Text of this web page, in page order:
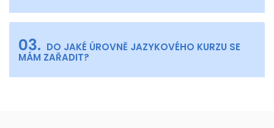
03. DO JAKÉ ÚROVNĚ JAZYKOVÉHO KURZU SE
MÁM ZAŘADIT?